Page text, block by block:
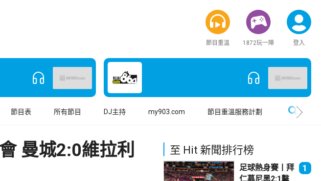
節目重溫 1872玩一陣 登入
節目表 所有節目 DJ主持 my903.com 節目重溫服務計劃
曼城2:0維拉利
至 Hit 新聞排行榜
足球熱身賽丨拜
仁慕尼黑2:1擊
1